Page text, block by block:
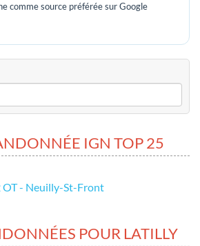
comme source préférée sur Google
IGN TOP 25
OT - Neuilly-St-Front
POUR LATILLY